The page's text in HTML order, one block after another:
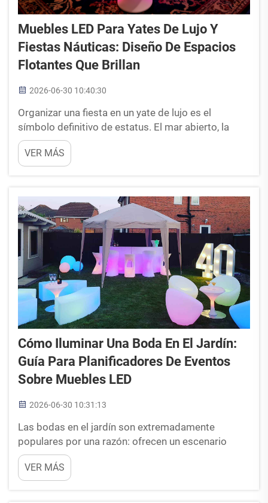
Muebles LED Para Yates De Lujo Y
Fiestas Náuticas: Diseño De Espacios
Flotantes Que Brillan
2026-06-30 10:40:30
Organizar una fiesta en un yate de lujo es el
símbolo definitivo de estatus. El mar abierto, la
brisa marina y la exclusividad de una embarcación
privada crean una experiencia que ningún recinto
terrestre puede igualar. Sin embargo, equipar un
VER MÁS
Cómo Iluminar Una Boda En El Jardín:
Guía Para Planificadores De Eventos
Sobre Muebles LED
2026-06-30 10:31:13
Las bodas en el jardín son extremadamente
populares por una razón: ofrecen un escenario
natural y romántico que resulta bellamente
espontáneo durante el día. Pero como planificador
de eventos, usted sabe que el verdadero desafío
VER MÁS